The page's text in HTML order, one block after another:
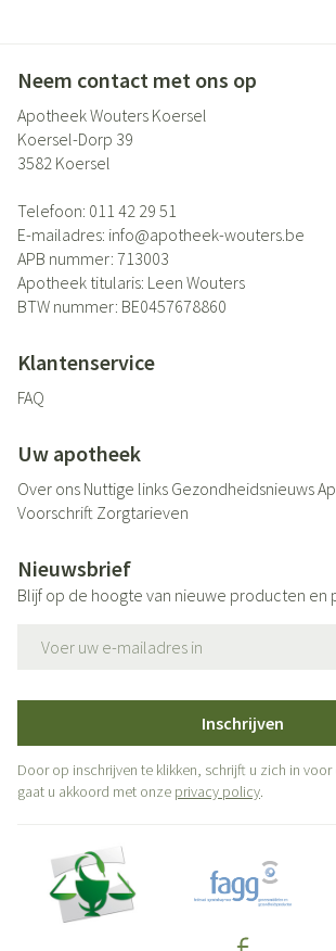
Neem contact met ons op
Apotheek Wouters Koersel
Koersel-Dorp 39
3582 Koersel
Telefoon: 011 42 29 51
E-mailadres: info@apotheek-wouters.be
APB nummer: 713003
Apotheek titularis: Leen Wouters
BTW nummer: BE0457678860
Klantenservice
FAQ
Uw apotheek
Over ons Nuttige links Gezondheidsnieuws
Voorschrift Zorgtarieven
Nieuwsbrief
Blijf op de hoogte van nieuwe producten en
Inschrijven
Door op inschrijven te klikken, schrijft u zich in
gaat u akkoord met onze privacy policy.